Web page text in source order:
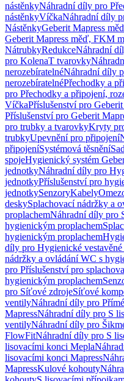
nástěnkyNáhradní díly pro
nástěnkyVíčkaNáhradní díly
NástěnkyGeberit Mapress
Geberit Mapress měď, FKM
NátrubkyRedukceNáhradní
pro KolenaT tvarovky
nerozebíratelnéNáhradní díly
nerozebíratelnéPřechodky a
pro Přechodky a připojení,
VíčkaPříslušenství pro
Příslušenství pro Geberit
pro trubky a tvarovkyKryty
trubkyUpevnění pro připojení
připojeníSystémová těsnění
spojeHygienický systém
jednotkyNáhradní díly pro
jednotkyPříslušenství pro
jednotkySenzoryKabely
deskySplachovací nádržky a
proplachemNáhradní díly pro
hygienickým proplachem
hygienickým proplachem
díly pro Hygienické
nádržky a ovládání WC s
pro Příslušenství pro
hygienickým proplachem
pro Síťové zdrojeSíťové
ventilyNáhradní díly pro
MapressNáhradní díly pro S
ventilyNáhradní díly pro
FlowFitNáhradní díly pro S
lisovacími konci Mepla
lisovacími konci Mapress
MapressKulové kohouty